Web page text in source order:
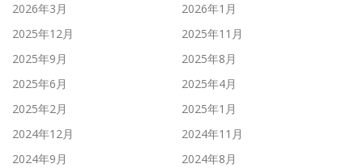
2026年3月
2026年1月
2025年12月
2025年11月
2025年9月
2025年8月
2025年6月
2025年4月
2025年2月
2025年1月
2024年12月
2024年11月
2024年9月
2024年8月